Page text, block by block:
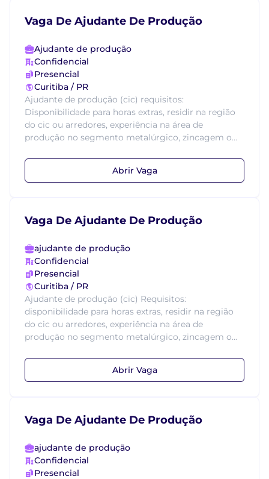
Vaga De Ajudante De Produção
Ajudante de produção
Confidencial
Presencial
Curitiba / PR
Ajudante de produção (cic) requisitos:
Disponibilidade para horas extras, residir na região
do cic ou arredores, experiência na área de
produção no segmento metalúrgico, zincagem o...
Abrir Vaga
Vaga De Ajudante De Produção
ajudante de produção
Confidencial
Presencial
Curitiba / PR
Ajudante de produção (cic) Requisitos:
disponibilidade para horas extras, residir na região
do cic ou arredores, experiência na área de
produção no segmento metalúrgico, zincagem o...
Abrir Vaga
Vaga De Ajudante De Produção
ajudante de produção
Confidencial
Presencial